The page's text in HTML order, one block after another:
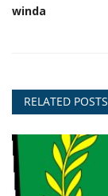
winda
RELATED POSTS